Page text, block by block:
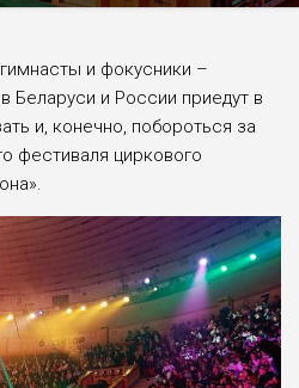
и фокусники –
Беларуси и России приедут в
и, конечно, побороться за
фестиваля циркового